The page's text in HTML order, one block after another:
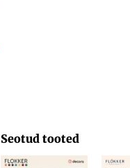
Seotud tooted